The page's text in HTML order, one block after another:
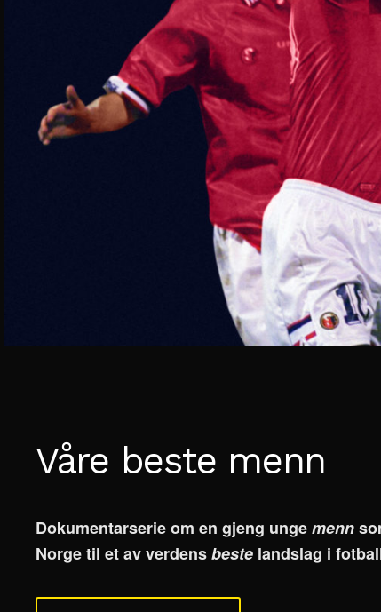
Våre beste menn
Dokumentarserie om en gjeng ungemenn
Norge til et av verdensbeste landslag i